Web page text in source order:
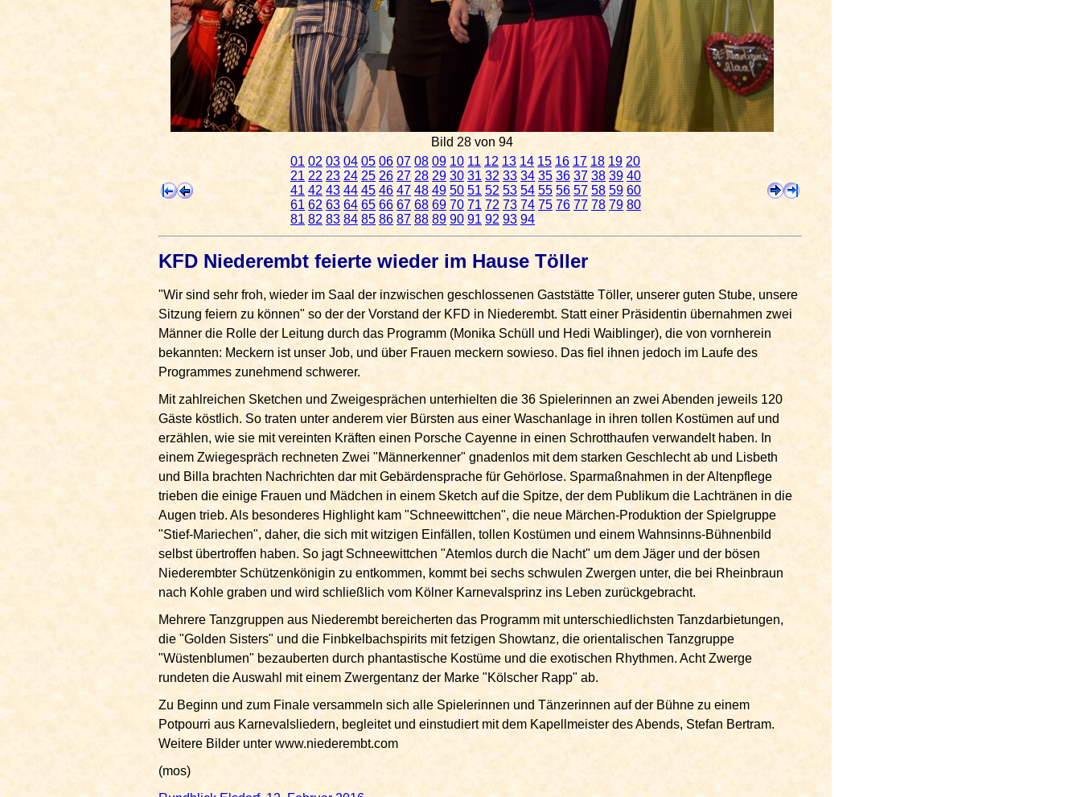
Bild 28 von 94
01 02 03 04 05 06 07 08 09 10 11 12 13 14 15 16 17 18 19 20
21 22 23 24 25 26 27 28 29 30 31 32 33 34 35 36 37 38 39 40
41 42 43 44 45 46 47 48 49 50 51 52 53 54 55 56 57 58 59 60
61 62 63 64 65 66 67 68 69 70 71 72 73 74 75 76 77 78 79 80
81 82 83 84 85 86 87 88 89 90 91 92 93 94
KFD Niederembt feierte wieder im Hause Töller
"Wir sind sehr froh, wieder im Saal der inzwischen geschlossenen Gaststätte Töller, unserer guten Stube, unsere
Sitzung feiern zu können" so der der Vorstand der KFD in Niederembt. Statt einer Präsidentin übernahmen zwei
Männer die Rolle der Leitung durch das Programm (Monika Schüll und Hedi Waiblinger), die von vornherein
bekannten: Meckern ist unser Job, und über Frauen meckern sowieso. Das fiel ihnen jedoch im Laufe des
Programmes zunehmend schwerer.
Mit zahlreichen Sketchen und Zweigesprächen unterhielten die 36 Spielerinnen an zwei Abenden jeweils 120
Gäste köstlich. So traten unter anderem vier Bürsten aus einer Waschanlage in ihren tollen Kostümen auf und
erzählen, wie sie mit vereinten Kräften einen Porsche Cayenne in einen Schrotthaufen verwandelt haben. In
einem Zwiegespräch rechneten Zwei "Männerkenner" gnadenlos mit dem starken Geschlecht ab und Lisbeth
und Billa brachten Nachrichten dar mit Gebärdensprache für Gehörlose. Sparmaßnahmen in der Altenpflege
trieben die einige Frauen und Mädchen in einem Sketch auf die Spitze, der dem Publikum die Lachtränen in die
Augen trieb. Als besonderes Highlight kam "Schneewittchen", die neue Märchen-Produktion der Spielgruppe
"Stief-Mariechen", daher, die sich mit witzigen Einfällen, tollen Kostümen und einem Wahnsinns-Bühnenbild
selbst übertroffen haben. So jagt Schneewittchen "Atemlos durch die Nacht" um dem Jäger und der bösen
Niederembter Schützenkönigin zu entkommen, kommt bei sechs schwulen Zwergen unter, die bei Rheinbraun
nach Kohle graben und wird schließlich vom Kölner Karnevalsprinz ins Leben zurückgebracht.
Mehrere Tanzgruppen aus Niederembt bereicherten das Programm mit unterschiedlichsten Tanzdarbietungen,
die "Golden Sisters" und die Finbkelbachspirits mit fetzigen Showtanz, die orientalischen Tanzgruppe
"Wüstenblumen" bezauberten durch phantastische Kostüme und die exotischen Rhythmen. Acht Zwerge
rundeten die Auswahl mit einem Zwergentanz der Marke "Kölscher Rapp" ab.
Zu Beginn und zum Finale versammeln sich alle Spielerinnen und Tänzerinnen auf der Bühne zu einem
Potpourri aus Karnevalsliedern, begleitet und einstudiert mit dem Kapellmeister des Abends, Stefan Bertram.
Weitere Bilder unter www.niederembt.com
(mos)